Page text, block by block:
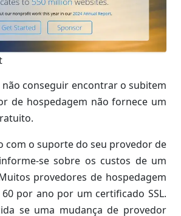
não conseguir encontrar o subitem
de hospedagem não fornece um
com o suporte do seu provedor de
se sobre os custos de um
provedores de hospedagem
por ano por um certificado SSL.
se uma mudança de provedor